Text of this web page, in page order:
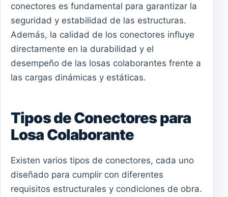
conectores es fundamental para garantizar la
seguridad y estabilidad de las estructuras.
Además, la calidad de los conectores influye
directamente en la durabilidad y el
desempeño de las losas colaborantes frente a
las cargas dinámicas y estáticas.
Tipos de Conectores para
Losa Colaborante
Existen varios tipos de conectores, cada uno
diseñado para cumplir con diferentes
requisitos estructurales y condiciones de obra.